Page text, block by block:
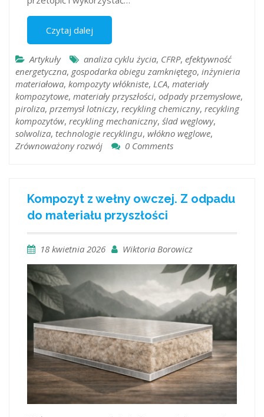
Czytaj dalej
Artykuły analiza cyklu życia, CFRP, efektywność
energetyczna, gospodarka obiegu zamkniętego, inżynieria
materiałowa, kompozyty włókniste, LCA, materiały
kompozytowe, materiały przyszłości, odpady przemysłowe,
piroliza, przemysł lotniczy, recykling chemiczny, recykling
kompozytów, recykling mechaniczny, ślad węglowy,
solwoliza, technologie recyklingu, włókno węglowe,
Zrównoważony rozwój
0 Comments
Kompozyt z wełny owczej. Z odpadu
do materiału przyszłości
18 kwietnia 2026 Wiktoria Borowicz